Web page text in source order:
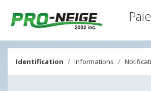
Identification Informations